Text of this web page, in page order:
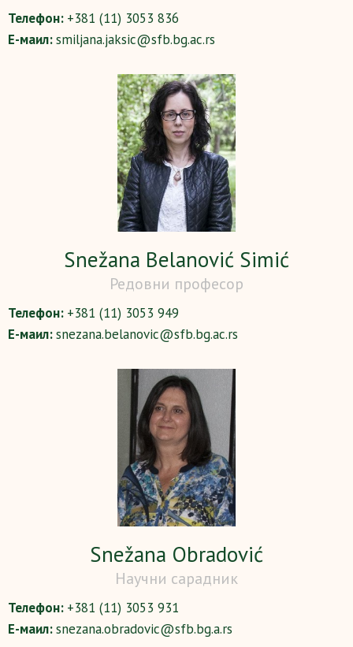
Телефон: +381 (11) 3053 836
Е-маил:smiljana.jaksic@sfb.bg.ac.rs
Snežana Belanović Simić
Редовни професор
Телефон: +381 (11) 3053 949
Е-маил:snezana.belanovic@sfb.bg.ac.rs
Snežana Obradović
Научни сарадник
Телефон: +381 (11) 3053 931
Е-маил:snezana.obradovic@sfb.bg.a.rs